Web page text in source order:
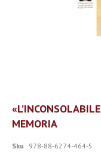
Vai
all'inizio
della
di
MEMORIA
Sku 978-88-6274-464-5